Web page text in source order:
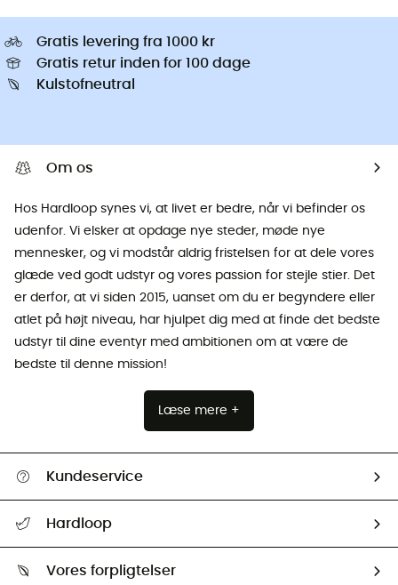
Gratis levering fra 1000 kr
Gratis retur inden for 100 dage
Kulstofneutral
Om os
Hos Hardloop synes vi, at livet er bedre, når vi befinder os
udenfor. Vi elsker at opdage nye steder, møde nye
mennesker, og vi modstår aldrig fristelsen for at dele vores
glæde ved godt udstyr og vores passion for stejle stier. Det
er derfor, at vi siden 2015, uanset om du er begyndere eller
atlet på højt niveau, har hjulpet dig med at finde det bedste
udstyr til dine eventyr med ambitionen om at være de
bedste til denne mission!
Læse mere +
Kundeservice
Returnering & Tilbagebetaling
Hardloop
Vores forpligtelser